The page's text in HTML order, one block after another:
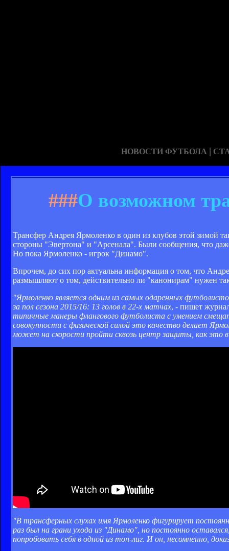
НОВОСТИ ФУТБОЛА |
###О возможном
Трансфер Андрея Ярмоленко в один из клубов этой зимой
стороны "Эвертона" и "Арсенала". Были сообщения, что
Но пока Ярмоленко - игрок "Динамо".
Впрочем, до сих пор актуальна информация о том, что
размышляют о том, действительно ли "канонирам" нужен
"Ярмоленко является одним из самых одаренных
за пол сезона 2015/16: 13 голов в 22-х матчах, - пишет
типичные манеры флангового футболиста с умением
совокупности с физической силой это качество делает
может на скорости пройти сквозь центр защиты, как это
"В трансферных слухах имя Ярмоленко фигурирует
раз был на грани ухода из "Динамо", но постоянно оставался
попробовать себя в одной из топ-лиг. И он, несомненно,